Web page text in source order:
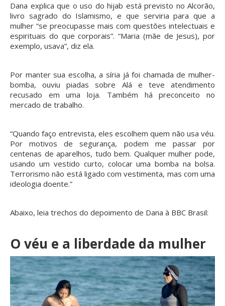
Dana explica que o uso do hijab está previsto no Alcorão,
livro sagrado do Islamismo, e que serviria para que a
mulher “se preocupasse mais com questões intelectuais e
espirituais do que corporais”. “Maria (mãe de Jesus), por
exemplo, usava”, diz ela.
Por manter sua escolha, a síria já foi chamada de mulher-
bomba, ouviu piadas sobre Alá e teve atendimento
recusado em uma loja. Também há preconceito no
mercado de trabalho.
“Quando faço entrevista, eles escolhem quem não usa véu.
Por motivos de segurança, podem me passar por
centenas de aparelhos, tudo bem. Qualquer mulher pode,
usando um vestido curto, colocar uma bomba na bolsa.
Terrorismo não está ligado com vestimenta, mas com uma
ideologia doente.”
Abaixo, leia trechos do depoimento de Dana à BBC Brasil:
O véu e a liberdade da mulher